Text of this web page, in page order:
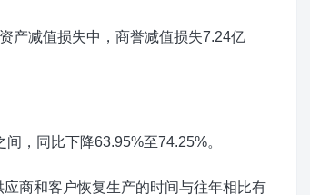
产减值损失中，商誉减值损失7.24亿
，同比下降63.95%至74.25%。
商和客户恢复生产的时间与往年相比有